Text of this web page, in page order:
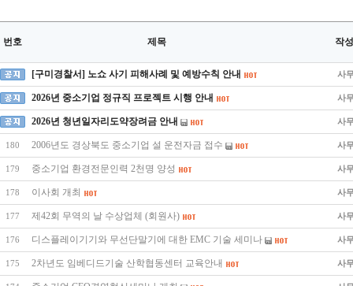
번호 제목 작
[구미경찰서] 노쇼 사기 피해사례 및 예방수칙 안내 사
2026년 중소기업 정규직 프로젝트 시행 안내 사
2026년 청년일자리도약장려금 안내 사
180 2006년도 경상북도 중소기업 설 운전자금 접수 사
179 중소기업 환경전문인력 2천명 양성 사
178 이사회 개최 사
177 제42회 무역의 날 수상업체 (회원사) 사
176 디스플레이기기와 무선단말기에 대한 EMC 기술 세미나 사
175 2차년도 임베디드기술 산학협동센터 교육안내 사